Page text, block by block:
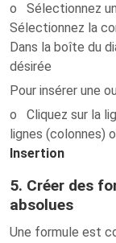
o Sélectionnez
Sélectionnez la
Dans la boîte du
désirée
Pour insérer une
o Cliquez sur la
lignes (colonnes)
Insertion
5. Créer des
absolues
Une formule est